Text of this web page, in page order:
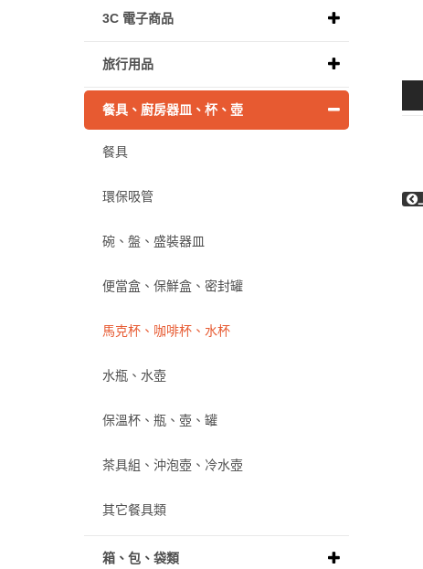
3C 電子商品
旅行用品
餐具、廚房器皿、杯、壺
餐具
環保吸管
碗、盤、盛裝器皿
便當盒、保鮮盒、密封罐
馬克杯、咖啡杯、水杯
水瓶、水壺
保溫杯、瓶、壺、罐
茶具組、沖泡壺、冷水壺
其它餐具類
箱、包、袋類